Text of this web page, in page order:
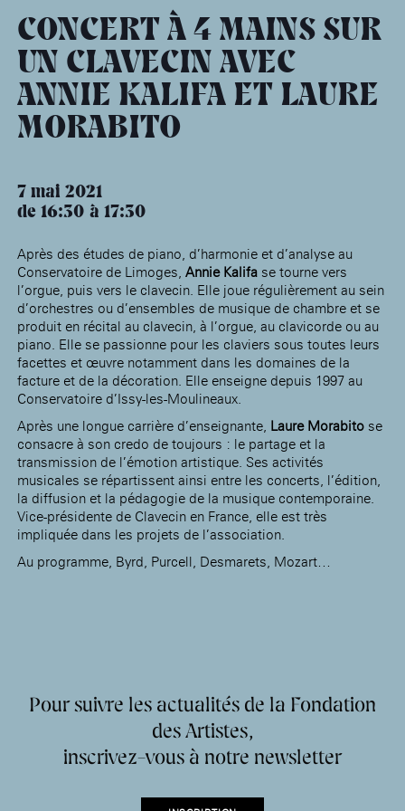
CONCERT À 4 MAINS SUR
UN CLAVECIN AVEC
ANNIE KALIFA ET LAURE
MORABITO
7 mai 2021
de 16:30
17:30
Après des études de piano, d’harmonie et d’analyse au
Conservatoire de Limoges,Annie Kalifa se tourne vers
l’orgue, puis vers le clavecin. Elle joue régulièrement au sein
d’orchestres ou d’ensembles de musique de chambre et se
produit en récital au clavecin, à l’orgue, au clavicorde ou au
piano. Elle se passionne pour les claviers sous toutes leurs
facettes et œuvre notamment dans les domaines de la
facture et de la décoration. Elle enseigne depuis 1997 au
Conservatoire d’Issy-les-Moulineaux.
Après une longue carrière d’enseignante, Laure Morabito se
consacre à son credo de toujours : le partage et la
transmission de l’émotion artistique. Ses activités
musicales se répartissent ainsi entre les concerts, l’édition,
la diffusion et la pédagogie de la musique contemporaine.
Vice-présidente de Clavecin en France, elle est très
impliquée dans les projets de l’association.
Au programme, Byrd, Purcell, Desmarets, Mozart…
Pour suivre les actualités de la Fondation
des Artistes,
inscrivez-vous à notre newsletter
des artistes(EHPAD) Accueil
Fondation
Rotonde Balzac de l’Hôtel
Salomon de Rothschild
Jardin public de l’Hôtel
Salomon de Rothschild